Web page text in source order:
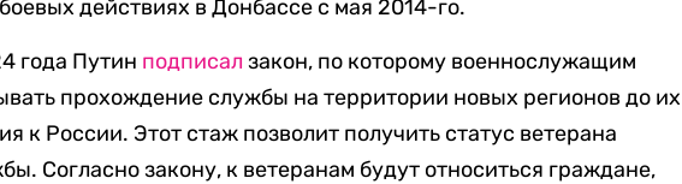
действиях в Донбассе с мая 2014-го.
года Путин подписал закон, по которому военнослужащим
прохождение службы на территории новых регионов до их
к России. Этот стаж позволит получить статус ветерана
Согласно закону, к ветеранам будут относиться граждане,